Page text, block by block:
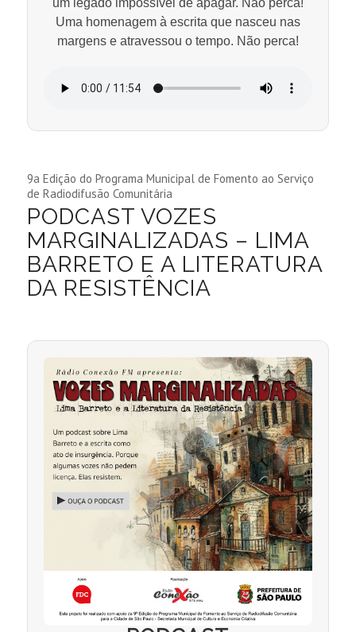
um legado impossível de apagar. Não perca!
Uma homenagem à escrita que nasceu nas
margens e atravessou o tempo. Não perca!
9a Edição do Programa Municipal de Fomento ao Serviço
de Radiodifusão Comunitária
PODCAST VOZES
MARGINALIZADAS – LIMA
BARRETO E A LITERATURA
DA RESISTÊNCIA